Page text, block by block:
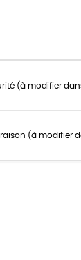
(à modifier
(à modifier